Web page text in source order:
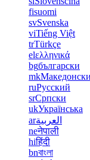
fisuomi
svSvenska
viTiếng Việt
trTürkçe
elελληνικά
bgбългарски
mkМакедонски
ruРусский
srСрпски
ukУкраїнська
arالعربية
neनेपाली
hiहिंदी
bnবাংলা